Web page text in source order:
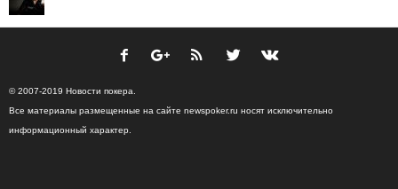
© 2007-2019 Новости покера.
Все материалы размещенные на сайте newspoker.ru носят исключительно
информационный характер.